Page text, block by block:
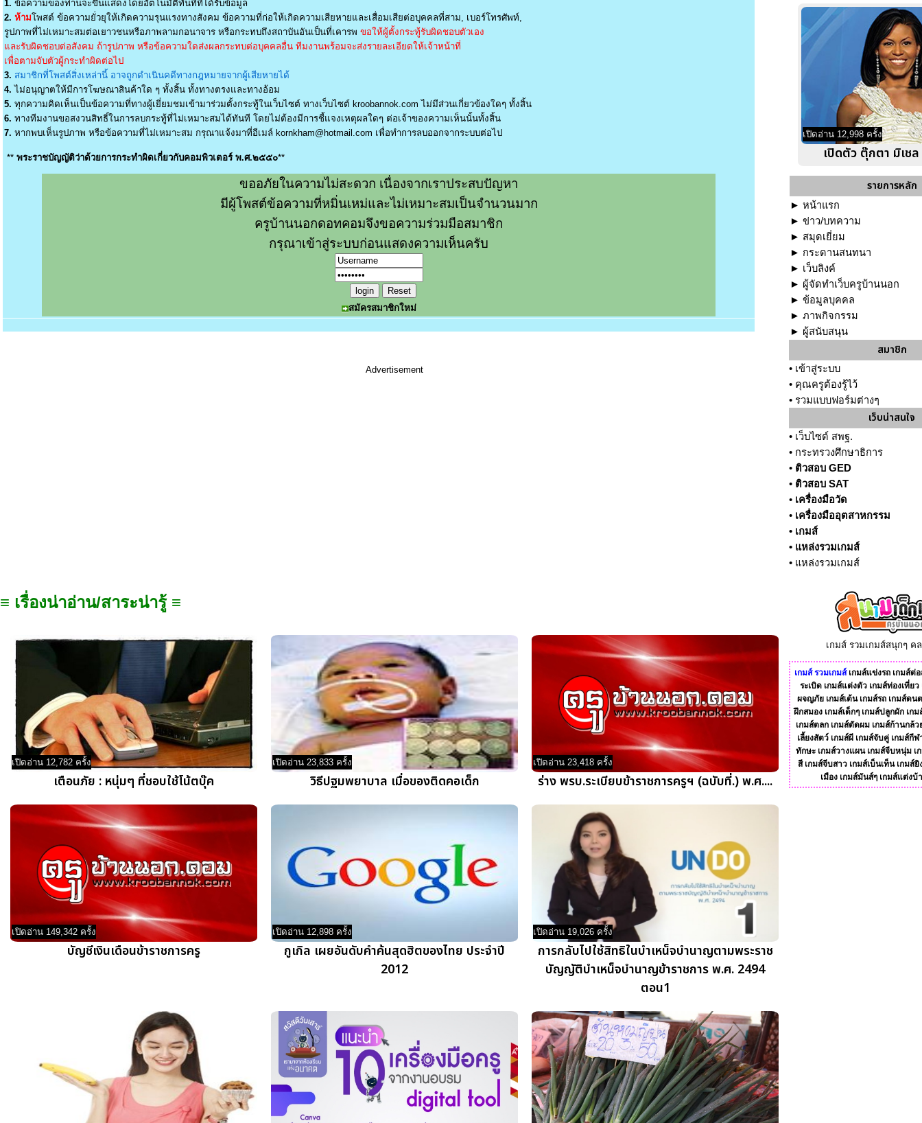
1. ข้อความของท่านจะขึ้นแสดงโดยอัตโนมัติทันทีที่ได้รับข้อมูล
2. ห้ามโพสต์ ข้อความยั่วยุให้เกิดความรุนแรงทางสังคม ข้อความที่ก่อให้เกิดความเสียหายและเสื่อมเสียต่อบุคคลที่สาม, เบอร์โทรศัพท์,
รูปภาพที่ไม่เหมาะสมต่อเยาวชนหรือภาพลามกอนาจาร หรือกระทบถึงสถาบันอันเป็นที่เคารพ ขอให้ผู้ตั้งกระทู้รับผิดชอบตัวเอง
และรับผิดชอบต่อสังคม ถ้ารูปภาพ หรือข้อความใดส่งผลกระทบต่อบุคคลอื่น ทีมงานพร้อมจะส่งรายละเอียดให้เจ้าหน้าที่
เพื่อตามจับตัวผู้กระทำผิดต่อไป
3. สมาชิกที่โพสต์สิ่งเหล่านี้ อาจถูกดำเนินคดีทางกฎหมายจากผู้เสียหายได้
4. ไม่อนุญาตให้มีการโฆษณาสินค้าใด ๆ ทั้งสิ้น ทั้งทางตรงและทางอ้อม
5. ทุกความคิดเห็นเป็นข้อความที่ทางผู้เยี่ยมชมเข้ามาร่วมตั้งกระทู้ในเว็บไซต์ ทางเว็บไซต์ kroobannok.com ไม่มีส่วนเกี่ยวข้องใดๆ ทั้งสิ้น
6. ทางทีมงานขอสงวนสิทธิ์ในการลบกระทู้ที่ไม่เหมาะสมได้ทันที โดยไม่ต้องมีการชี้แจงเหตุผลใดๆ ต่อเจ้าของความเห็นนั้นทั้งสิ้น
7. หากพบเห็นรูปภาพ หรือข้อความที่ไม่เหมาะสม กรุณาแจ้งมาที่อีเมล์ kornkham@hotmail.com เพื่อทำการลบออกจากระบบต่อไป
** พระราชบัญญัติว่าด้วยการกระทำผิดเกี่ยวกับคอมพิวเตอร์ พ.ศ.๒๕๕๐**
ขออภัยในความไม่สะดวก เนื่องจากเราประสบปัญหา
มีผู้โพสต์ข้อความที่หมิ่นเหม่และไม่เหมาะสมเป็นจำนวนมาก
ครูบ้านนอกดอทคอมจึงขอความร่วมมือสมาชิก
กรุณาเข้าสู่ระบบก่อนแสดงความเห็นครับ
สมัครสมาชิกใหม่
Advertisement
≡ เรื่องน่าอ่าน/สาระน่ารู้ ≡
เปิดอ่าน 12,782 ครั้ง
เตือนภัย : หนุ่มๆ ที่ชอบใช้โน้ตบุ๊ค
เปิดอ่าน 23,833 ครั้ง
วิธีปฐมพยาบาล เมื่อของติดคอเด็ก
เปิดอ่าน 23,418 ครั้ง
ร่าง พรบ.ระเบียบข้าราชการครูฯ (ฉบับที่.) พ.ศ....
เปิดอ่าน 149,342 ครั้ง
บัญชีเงินเดือนข้าราชการครู
เปิดอ่าน 12,898 ครั้ง
กูเกิล เผยอันดับคำค้นสุดฮิตของไทย ประจำปี
2012
เปิดอ่าน 19,026 ครั้ง
การกลับไปใช้สิทธิในบำเหน็จบำนาญตามพระราช
บัญญัติบำเหน็จบำนาญข้าราชการ พ.ศ. 2494
ตอน1
เปิดอ่าน 12,998 ครั้ง
เปิดตัว ตุ๊กตา มิเชล
รายการหลัก
► หน้าแรก
► ข่าว/บทความ
► สมุดเยี่ยม
► กระดานสนทนา
► เว็บลิงค์
► ผู้จัดทำเว็บครูบ้านนอก
► ข้อมูลบุคคล
► ภาพกิจกรรม
► ผู้สนับสนุน
สมาชิก
• เข้าสู่ระบบ
• คุณครูต้องรู้ไว้
• รวมแบบฟอร์มต่างๆ
เว็บน่าสนใจ
• เว็บไซต์ สพฐ.
• กระทรวงศึกษาธิการ
• ติวสอบ GED
• ติวสอบ SAT
• เครื่องมือวัด
• เครื่องมืออุตสาหกรรม
• เกมส์
• แหล่งรวมเกมส์
• แหล่งรวมเกมส์
เกมส์ รวมเกมส์สนุกๆ ค
เกมส์ รวมเกมส์ เกมส์แข่งรถ เกมส์ต่อ
ระเบิด เกมส์แต่งตัว เกมส์ท่องเที่ยว
ผจญภัย เกมส์เต้น เกมส์รถ เกมส์ดน
ฝึกสมอง เกมส์เด็กๆ เกมส์ปลูกผัก เก
เกมส์ตลก เกมส์ตัดผม เกมส์ก้านกล้ว
เลี้ยงสัตว์ เกมส์ผี เกมส์จับคู่ เกมส์กีฬ
ทักษะ เกมส์วางแผน เกมส์จีบหนุ่ม เ
สี เกมส์จีบสาว เกมส์เบ็นเท็น เกมส์ยิ
เมือง เกมส์มันส์ๆ เกมส์แต่งบ้